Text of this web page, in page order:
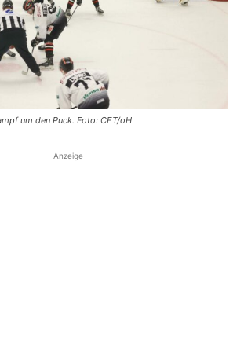
um den Puck. Foto: CET/oH
Anzeige